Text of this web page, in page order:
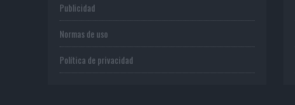
Publicidad
Normas de uso
Política de privacidad